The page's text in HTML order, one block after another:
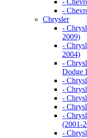
-
-
Chrysler
-
2009)
-
2004)
-
Dodge
-
-
-
-
-
(2001-
-